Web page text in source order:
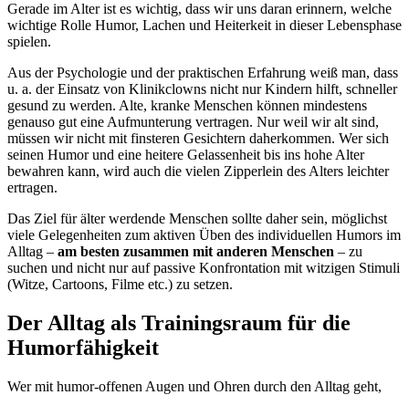
Gerade im Alter ist es wichtig, dass wir uns daran erinnern, welche
wichtige Rolle Humor, Lachen und Heiterkeit in dieser Lebensphase
spielen.
Aus der Psychologie und der praktischen Erfahrung weiß man, dass
u. a. der Einsatz von Klinikclowns nicht nur Kindern hilft, schneller
gesund zu werden. Alte, kranke Menschen können mindestens
genauso gut eine Aufmunterung vertragen. Nur weil wir alt sind,
müssen wir nicht mit finsteren Gesichtern daherkommen. Wer sich
seinen Humor und eine heitere Gelassenheit bis ins hohe Alter
bewahren kann, wird auch die vielen Zipperlein des Alters leichter
ertragen.
Das Ziel für älter werdende Menschen sollte daher sein, möglichst
viele Gelegenheiten zum aktiven Üben des individuellen Humors im
Alltag – am besten zusammen mit anderen Menschen – zu
suchen und nicht nur auf passive Konfrontation mit witzigen Stimuli
(Witze, Cartoons, Filme etc.) zu setzen.
Der Alltag als Trainingsraum für die
Humorfähigkeit
Wer mit humor-offenen Augen und Ohren durch den Alltag geht,